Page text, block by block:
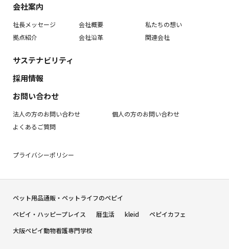
会社案内
社長メッセージ 会社概要
私たちの想い
拠点紹介
会社沿革 関連会社
サステナビリティ
採用情報
お問い合わせ
法人の方のお問い合わせ
個人の方のお問い合わせ
よくあるご質問
プライバシーポリシー
ペット用品通販・ペットライフのペピイ
ペピイ・ハッピープレイス
暦生活 kleid
ペピイカフェ
大阪ペピイ動物看護専門学校